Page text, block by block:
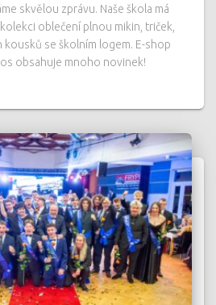
skvělou zprávu. Naše škola má
oblečení plnou mikin, triček,
kousků se školním logem. E-shop
obsahuje mnoho novinek!